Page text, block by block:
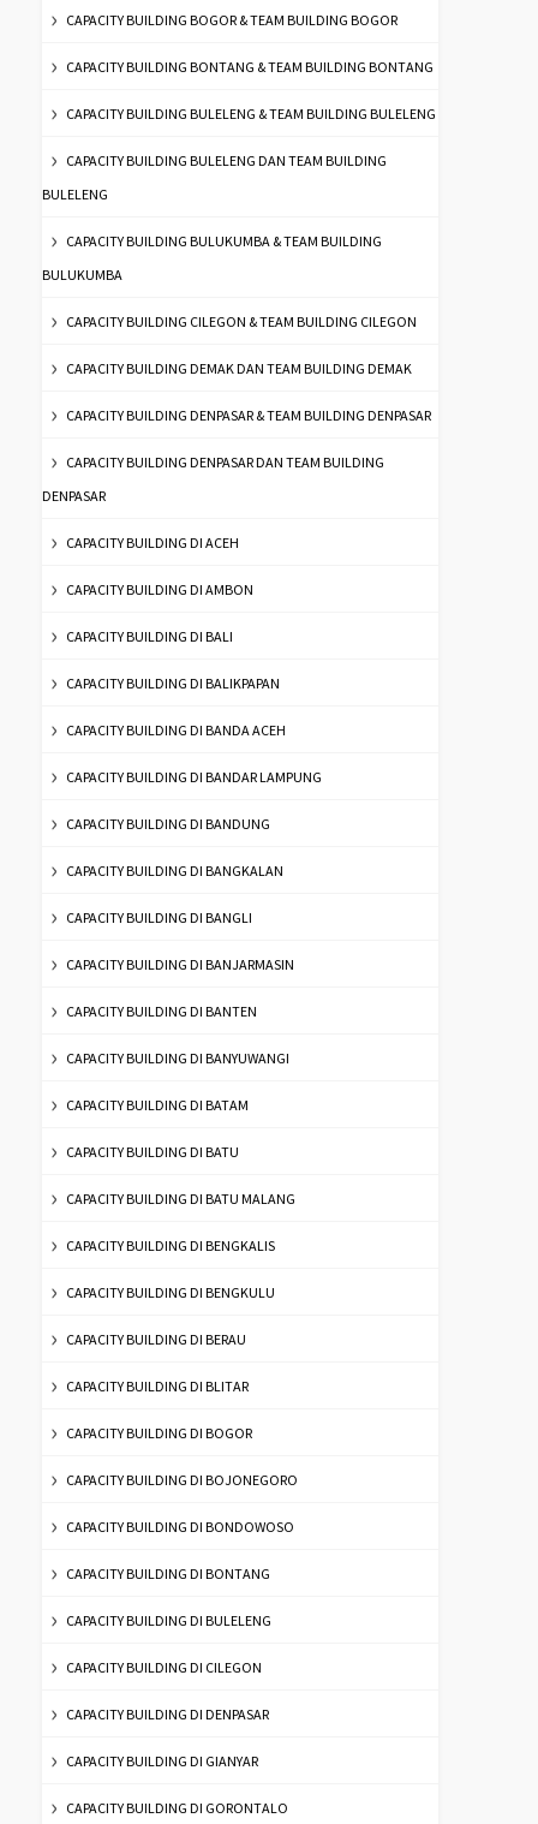
CAPACITY BUILDING BOGOR & TEAM BUILDING BOGOR
CAPACITY BUILDING BONTANG & TEAM BUILDING BONTANG
CAPACITY BUILDING BULELENG & TEAM BUILDING BULELENG
CAPACITY BUILDING BULELENG DAN TEAM BUILDING
BULELENG
CAPACITY BUILDING BULUKUMBA & TEAM BUILDING
BULUKUMBA
CAPACITY BUILDING CILEGON & TEAM BUILDING CILEGON
CAPACITY BUILDING DEMAK DAN TEAM BUILDING DEMAK
CAPACITY BUILDING DENPASAR & TEAM BUILDING DENPASAR
CAPACITY BUILDING DENPASAR DAN TEAM BUILDING
DENPASAR
CAPACITY BUILDING DI ACEH
CAPACITY BUILDING DI AMBON
CAPACITY BUILDING DI BALI
CAPACITY BUILDING DI BALIKPAPAN
CAPACITY BUILDING DI BANDA ACEH
CAPACITY BUILDING DI BANDAR LAMPUNG
CAPACITY BUILDING DI BANDUNG
CAPACITY BUILDING DI BANGKALAN
CAPACITY BUILDING DI BANGLI
CAPACITY BUILDING DI BANJARMASIN
CAPACITY BUILDING DI BANTEN
CAPACITY BUILDING DI BANYUWANGI
CAPACITY BUILDING DI BATAM
CAPACITY BUILDING DI BATU
CAPACITY BUILDING DI BATU MALANG
CAPACITY BUILDING DI BENGKALIS
CAPACITY BUILDING DI BENGKULU
CAPACITY BUILDING DI BERAU
CAPACITY BUILDING DI BLITAR
CAPACITY BUILDING DI BOGOR
CAPACITY BUILDING DI BOJONEGORO
CAPACITY BUILDING DI BONDOWOSO
CAPACITY BUILDING DI BONTANG
CAPACITY BUILDING DI BULELENG
CAPACITY BUILDING DI CILEGON
CAPACITY BUILDING DI DENPASAR
CAPACITY BUILDING DI GIANYAR
CAPACITY BUILDING DI GORONTALO